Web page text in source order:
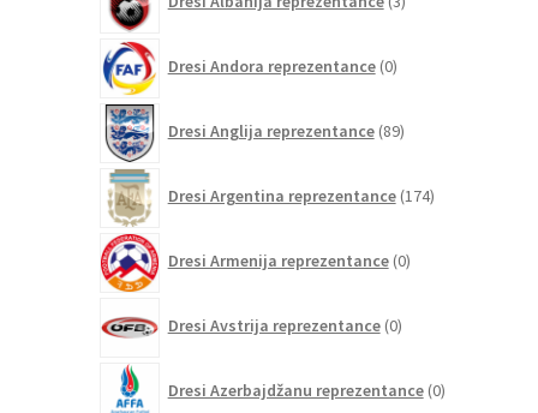
izdelki
Dresi Andora reprezentance 0izdelkov
Dresi Anglija reprezentance 89izdelkov
Dresi Argentina reprezentance 174izdelkov
Dresi Armenija reprezentance 0izdelkov
Dresi Avstrija reprezentance 0izdelkov
Dresi Azerbajdžanu reprezentance 0izdelkov